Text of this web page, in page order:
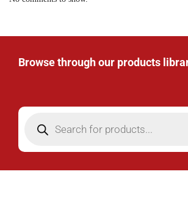
Browse through our products